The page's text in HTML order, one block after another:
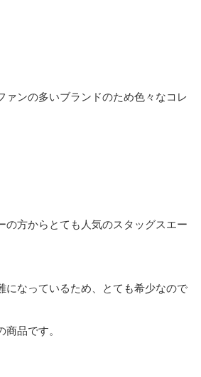
ァンの多いブランドのため色々なコレ
の方からとても人気のスタッグスエー
になっているため、とても希少なので
品です。